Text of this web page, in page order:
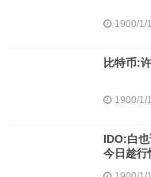
1900/1/
比特币:
1900/1/
IDO:白
今日趁行